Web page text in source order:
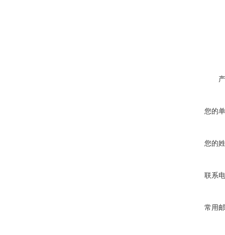
您的
您的
联系
常用